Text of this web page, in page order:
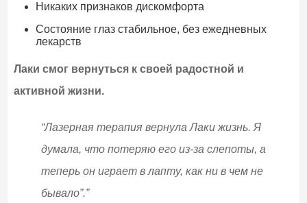
Никаких признаков дискомфорта
Состояние глаз стабильное, без ежедневных
лекарств
Лаки смог вернуться к своей радостной и
активной жизни.
“Лазерная терапия вернула Лаки жизнь. Я
думала, что потеряю его из-за слепоты, а
теперь он играет в лапту, как ни в чем не
бывало”.”